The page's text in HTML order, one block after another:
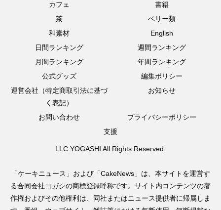
カフェ
書籍
茶
ベリー類
和素材
English
日間ランキング
週間ランキング
月間ランキング
年間ランキング
公式グッズ
編集ポリシー
運営会社（特定商取引法に基づ
く表記）
お知らせ
お問い合わせ
プライバシーポリシー
支援
LLC.YOGASHI All Rights Reserved.
「ケーキニュース」および「CakeNews」は、本サイトを運営す
る合同会社ヨガシの商標登録呼称です。サイト内コンテンツの著
作権およびその他権利は、同社またはニュース提供者に帰属しま